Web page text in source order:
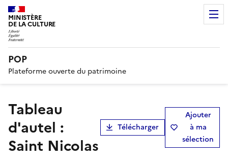
MINISTÈRE
DE LA CULTURE
POP
Plateforme ouverte du patrimoine
Tableau
d'autel :
Saint Nicolas
Télécharger
Ajouter
à ma
sélection